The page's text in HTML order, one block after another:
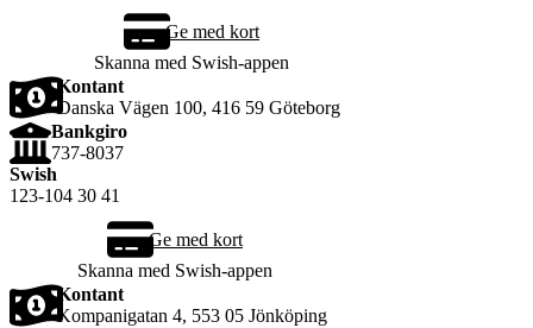
Ge med kort
Skanna med Swish-appen
Kontant
Danska Vägen 100, 416 59 Göteborg
Bankgiro
‪737-8037‬
Swish
123-104 30 41
Ge med kort
Skanna med Swish-appen
Kontant
Kompanigatan 4, 553 05 Jönköping